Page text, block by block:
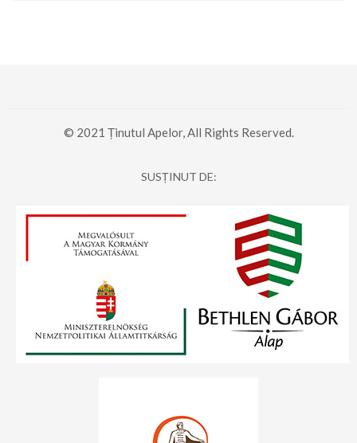
© 2021 Ținutul Apelor, All Rights Reserved.
SUSȚINUT DE: